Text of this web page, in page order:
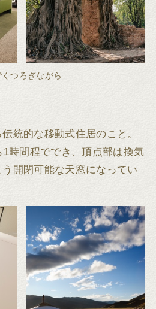
つろぎながら
統的な移動式住居のこと。
時間程ででき、頂点部は換気
開閉可能な天窓になってい